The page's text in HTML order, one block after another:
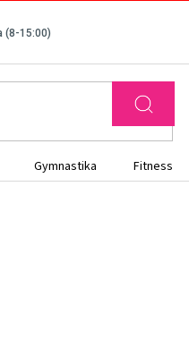
Gymnastika Fitness